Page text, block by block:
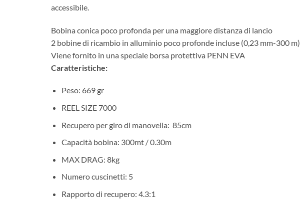
accessibile.
Bobina conica poco profonda per una maggiore distanza di lancio
2 bobine di ricambio in alluminio poco profonde incluse (0,23 mm-300 m)
Viene fornito in una speciale borsa protettiva PENN EVA
Caratteristiche:
Peso: 669 gr
REEL SIZE 7000
Recupero per giro di manovella: 85cm
Capacità bobina: 300mt / 0.30m
MAX DRAG: 8kg
Numero cuscinetti: 5
Rapporto di recupero: 4.3:1